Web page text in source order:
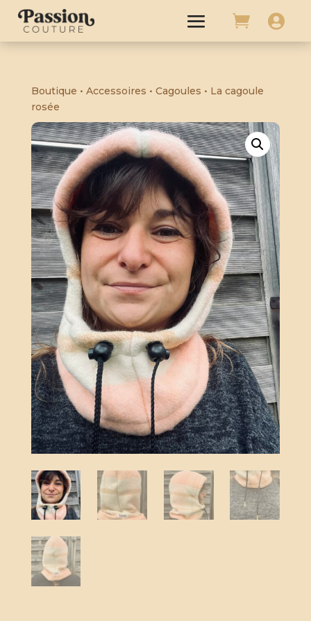


Boutique • Accessoires • Cagoules • La cagoule
rosée